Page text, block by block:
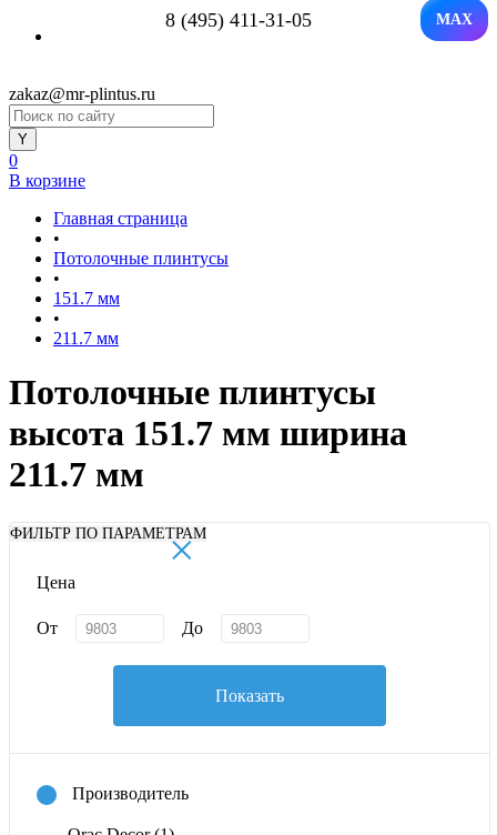
8 (495) 411-31-05 MAX
zakaz@mr-plintus.ru
0
В корзине
Главная страница
•
Потолочные плинтусы
•
151.7 мм
•
211.7 мм
Потолочные плинтусы
высота 151.7 мм ширина
211.7 мм
ФИЛЬТР ПО ПАРАМЕТРАМ
×
Цена
От До
Показать
Производитель